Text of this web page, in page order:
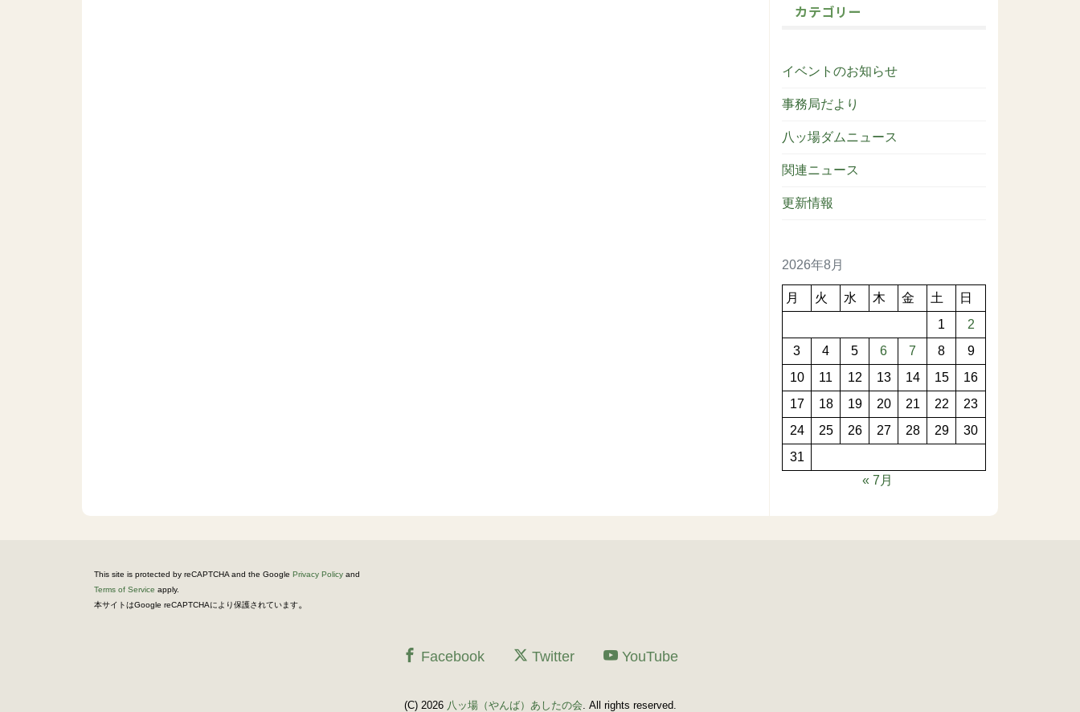
カテゴリー
イベントのお知らせ
事務局だより
八ッ場ダムニュース
関連ニュース
更新情報
2026年8月
月 火 水 木 金 土
日
1
2
3
4 5 6 7 8
9
10
11 12 13 14 15
16
17
18 19 20 21 22
23
24
25 26 27 28 29
30
31
« 7月
This site is protected by reCAPTCHA and the Google Privacy Policy and
Terms of Service apply.
本サイトはGoogle reCAPTCHAにより保護されています。
Facebook Twitter YouTube
(C) 2026 八ッ場（やんば）あしたの会. All rights reserved.